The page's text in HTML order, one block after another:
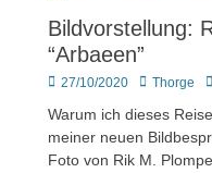
Bildvorstellung:
“Arbaeen”
Veröffentlicht
27/10/2020 Author
Thorge
Warum ich dieses
meiner neuen
Foto von Rik M.